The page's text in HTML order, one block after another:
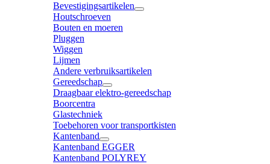
Bevestigingsartikelen
Houtschroeven
Bouten en moeren
Pluggen
Wiggen
Lijmen
Andere verbruiksartikelen
Gereedschap
Draagbaar elektro-gereedschap
Boorcentra
Glastechniek
Toebehoren voor transportkisten
Kantenband
Kantenband EGGER
Kantenband POLYREY